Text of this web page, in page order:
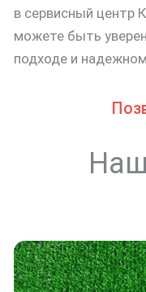
в сервисный
можете быть
подходе и